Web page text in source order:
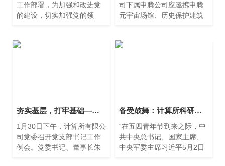
工作部署，为加强和改进党
的建设，切实加强党的领
议”工作会。会议由党委书记
司下属申腾公司应邀携申腾
元宇宙场馆、历史保护建筑
会。该洽谈会是由中国侨
夯实基层，打牢基础—— 计算所公司召开党支部书记工作例会
1月30日下午，计算所有限公
司党委召开党支部书记工作
例会。党委书记、董事长朱
备受鼓舞：计算所科研青年读习总书记勉励广大航天青年回信有感
“在五四青年节到来之际，中
共中央总书记、国家主席、
中央军委主席习近平5月2日